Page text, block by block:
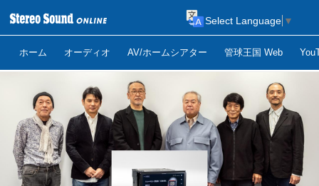
ホーム オーディオ AV/ホームシアター 管球王国 Web
Select Language ▼